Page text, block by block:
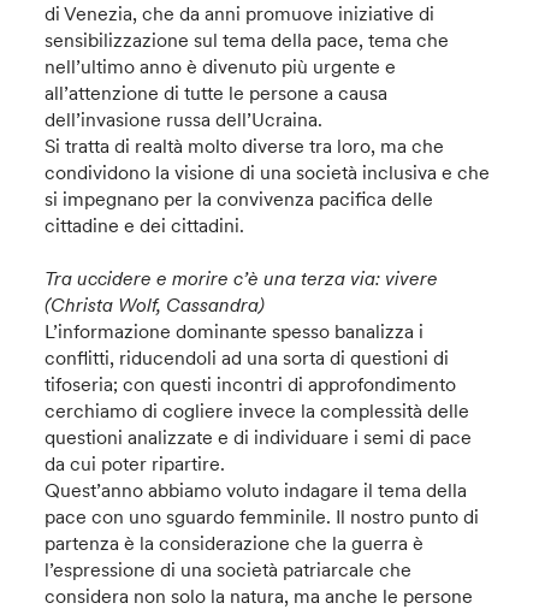
di Venezia, che da anni promuove iniziative di
sensibilizzazione sul tema della pace, tema che
nell’ultimo anno è divenuto più urgente e
all’attenzione di tutte le persone a causa
dell’invasione russa dell’Ucraina.
Si tratta di realtà molto diverse tra loro, ma che
condividono la visione di una società inclusiva e che
si impegnano per la convivenza pacifica delle
cittadine e dei cittadini.
Tra uccidere e morire c’è una terza via: vivere
(Christa Wolf, Cassandra)
L’informazione dominante spesso banalizza i
conflitti, riducendoli ad una sorta di questioni di
tifoseria; con questi incontri di approfondimento
cerchiamo di cogliere invece la complessità delle
questioni analizzate e di individuare i semi di pace
da cui poter ripartire.
Quest’anno abbiamo voluto indagare il tema della
pace con uno sguardo femminile. Il nostro punto di
partenza è la considerazione che la guerra è
l’espressione di una società patriarcale che
considera non solo la natura, ma anche le persone